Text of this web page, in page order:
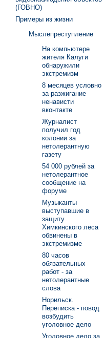
(ГОВНО)
Примеры из жизни
Мыслепреступление
На компьютере
жителя Калуги
обнаружили
экстремизм
8 месяцев условно
за разжигание
ненависти
вконтакте
Журналист
получил год
колонии за
нетолерантную
газету
54 000 рублей за
нетолерантное
сообщение на
форуме
Музыканты
выступавшие в
защиту
Химкинского леса
обвинены в
экстремизме
80 часов
обязательных
работ - за
нетолерантные
слова
Норильск.
Переписка - повод
возбудить
уголовное дело
Уголовное дело за